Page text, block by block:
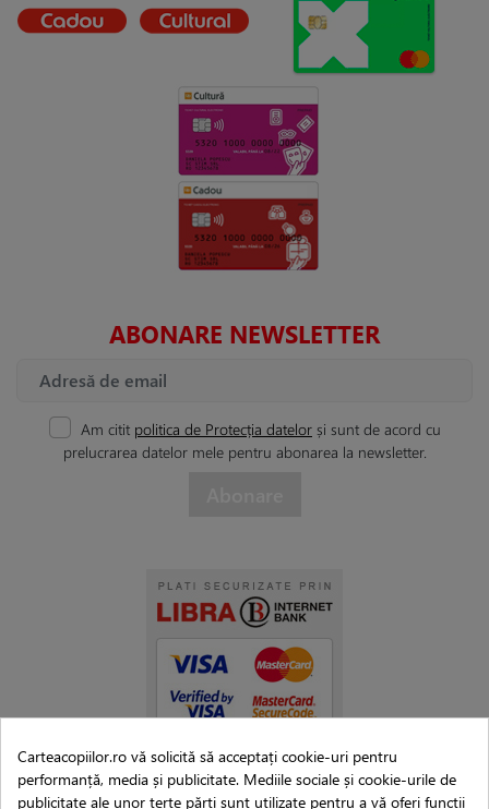
ABONARE NEWSLETTER
Am citit politica de Protecția datelor și sunt de acord cu
prelucrarea datelor mele pentru abonarea la newsletter.
Carteacopiilor.ro vă solicită să acceptați cookie-uri pentru
performanță, media și publicitate. Mediile sociale și cookie-urile de
publicitate ale unor terțe părți sunt utilizate pentru a vă oferi funcții